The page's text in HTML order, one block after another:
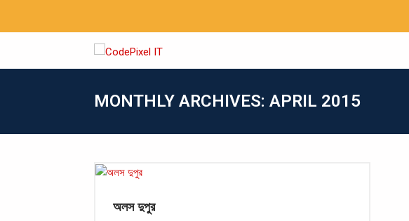
MONTHLY ARCHIVES: APRIL 2015
অলস দুপুর